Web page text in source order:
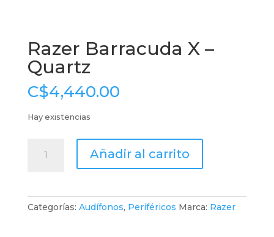
Razer Barracuda X –
Quartz
C$4,440.00
Hay existencias
Barracuda
cantidad
Añadir al carrito
Categorías: Audífonos, Periféricos Marca: Razer